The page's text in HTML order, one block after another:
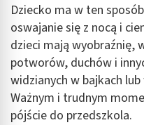
Dziecko ma w ten
oswajanie się z nocą i
dzieci mają wyobraźnię,
potworów, duchów i
widzianych w bajkach
Ważnym i trudnym
pójście do przedszkola.